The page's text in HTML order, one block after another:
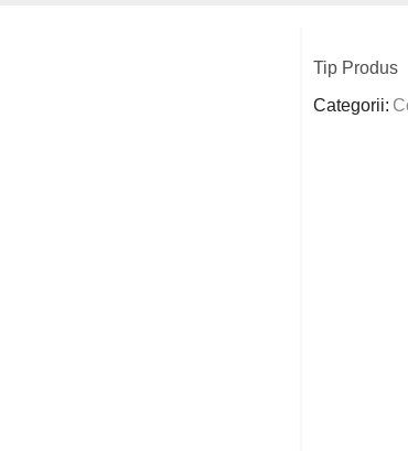
Tip Produs
Categorii: